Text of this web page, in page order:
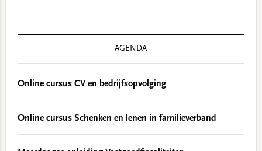
AGENDA
Online cursus CV en bedrijfsopvolging
Online cursus Schenken en lenen in familieverband